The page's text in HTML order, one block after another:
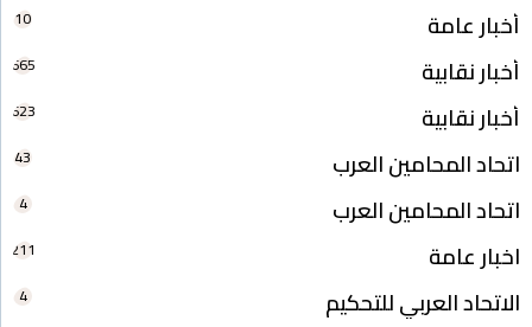
أخبار عامة 10
أخبار نقابية 665
أخبار نقابية 623
اتحاد المحامين العرب 43
اتحاد المحامين العرب 4
اخبار عامة 211
الاتحاد العربي للتحكيم 4